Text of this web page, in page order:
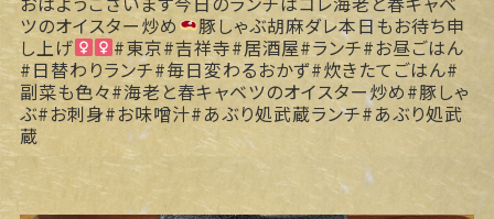
ツのオイスター炒め
豚しゃぶ胡麻ダレ本日もお待ち申
し上げ‍
#東京#吉祥寺#居酒屋#ランチ#お昼ごはん
#日替わりランチ#毎日変わるおかず#炊きたてごはん#
副菜も色々#海老と春キャベツのオイスター炒め#豚しゃ
ぶ#お刺身#お味噌汁#あぶり処武蔵ランチ#あぶり処武
蔵